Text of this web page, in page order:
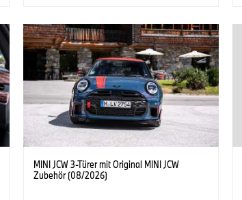
MINI JCW 3-Türer mit Original MINI JCW
Zubehör (08/2026)